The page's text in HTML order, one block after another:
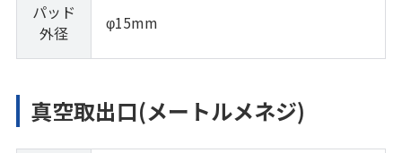
パッド
外径
φ15mm
真空取出口(メートルメネジ)